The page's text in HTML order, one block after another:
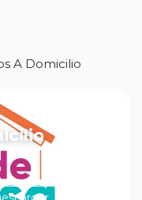
A Domicilio